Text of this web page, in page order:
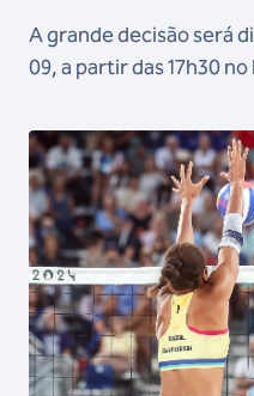
A grande decisão será
09, a partir das 17h30